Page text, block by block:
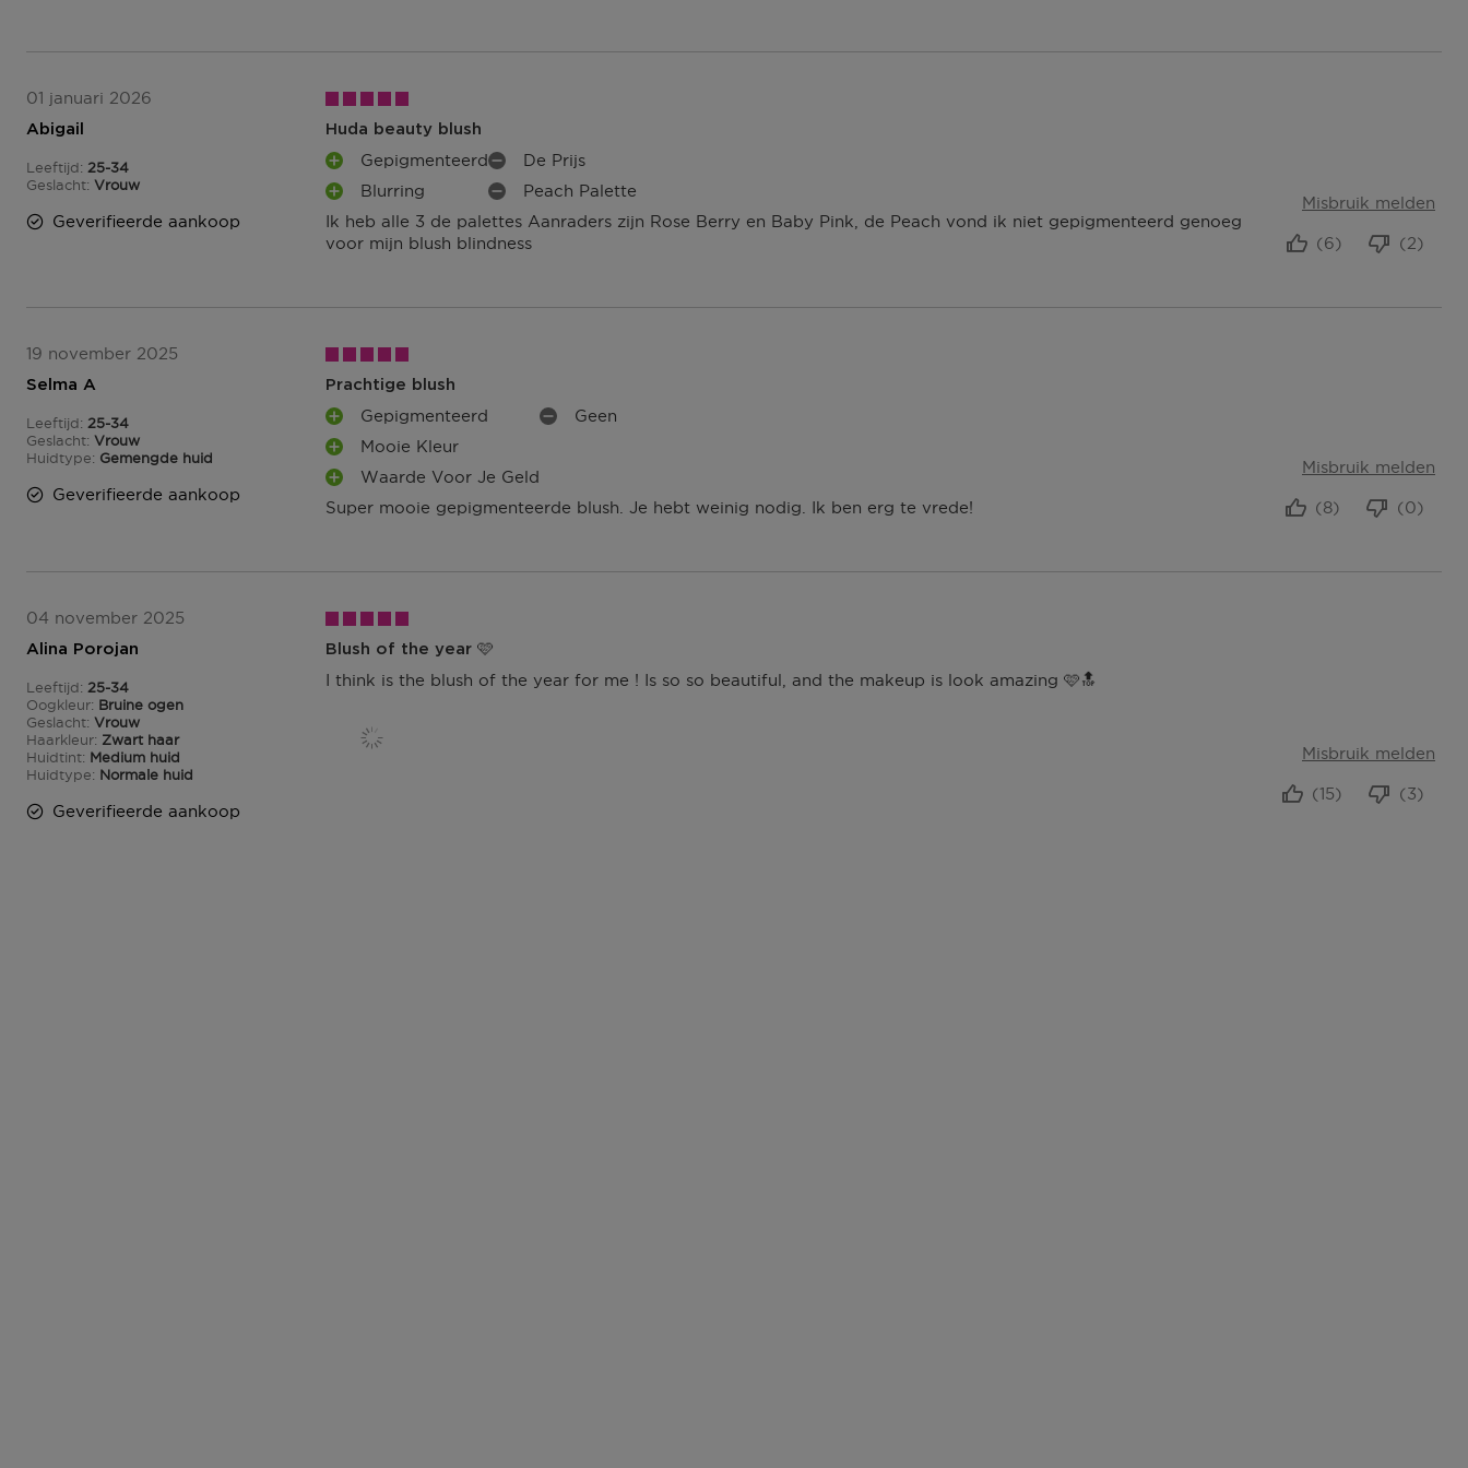
U
T
N
01 januari 2026
Huda beauty blush
Ik heb alle 3 de palettes Aanraders zijn Rose Berry en Baby Pink, de Peach vond ik niet gepigmenteerd genoeg
voor mijn blush blindness
P
L
U
E
N
Gepigmenteerd
P
L
U
U
T
N
Blurring
M
I
N
P
De Prijs
M
I
N
N
Peach Palette
Abigail
Leeftijd
25 tot 3425-34
Geslacht Vrouw
Geverifieerde aankoop
Misbruik melden
(2)
(6)
19 november 2025
Prachtige blush
Super mooie gepigmenteerde blush. Je hebt weinig nodig. Ik ben erg te vrede!
P
L
U
S
P
T
Gepigmenteerd
P
L
U
T
E
N
Mooie Kleur
P
L
P
N
E
N
Waarde Voor Je Geld
M
U
E
Geen
Selma A
Leeftijd
25 tot 3425-34
Geslacht Vrouw
Huidtype
Gemengde huid
Geverifieerde aankoop
Misbruik melden
(0)
(8)
04 november 2025
Blush of the year 🩷
I think is the blush of the year for me ! Is so so beautiful, and the makeup is look amazing 🩷🔝
Alina Porojan
Leeftijd
25 tot 3425-34
Oogkleur Bruine ogen
Geslacht Vrouw
Haarkleur Zwart haar
Huidtint Medium huid
Huidtype
Normale huid
Geverifieerde aankoop
Misbruik melden
(3)
(15)